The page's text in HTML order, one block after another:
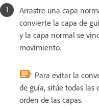
Arrastre una capa
convierte la capa de
y la capa normal se
movimiento.
Para evitar la
de guía, sitúe todas
orden de las capas.